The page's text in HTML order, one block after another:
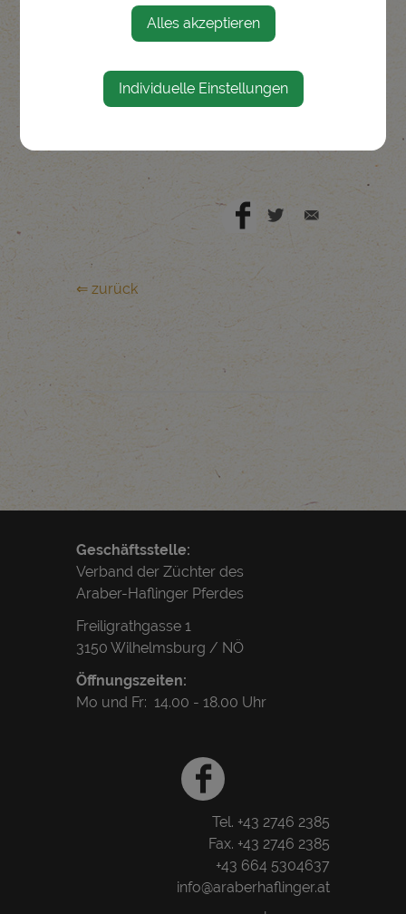
Römerstraße 51
Auf Google Maps anzeigen
⇐ zurück
Geschäftsstelle:
Verband der Züchter des
Araber-Haflinger Pferdes
Freiligrathgasse 1
3150 Wilhelmsburg / NÖ
Öffnungszeiten:
Mo und Fr: 14.00 - 18.00 Uhr
Tel. +43 2746 2385
Fax. +43 2746 2385
+43 664 5304637
info@araberhaflinger.at
Alles akzeptieren
Individuelle Einstellungen